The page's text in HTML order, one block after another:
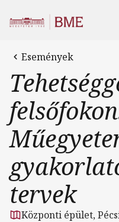
Események
tervek
Központi épület,